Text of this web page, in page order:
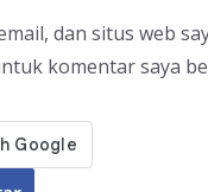
dan situs web
komentar saya